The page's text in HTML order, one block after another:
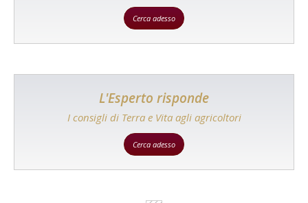
Cerca adesso
L'Esperto risponde
I consigli di Terra e Vita agli agricoltori
Cerca adesso